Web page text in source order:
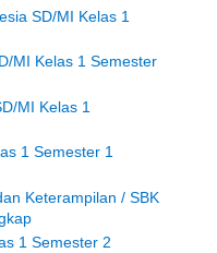
SD/MI Kelas 1
MI Kelas 1 Semester
MI Kelas 1
1 Semester 1
Keterampilan / SBK
1 Semester 2